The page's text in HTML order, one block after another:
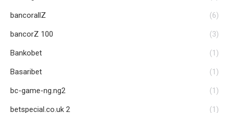
bancorallZ (6)
bancorZ 100 (3)
Bankobet (1)
Basaribet (1)
bc-game-ng.ng2 (1)
betspecial.co.uk 2 (1)